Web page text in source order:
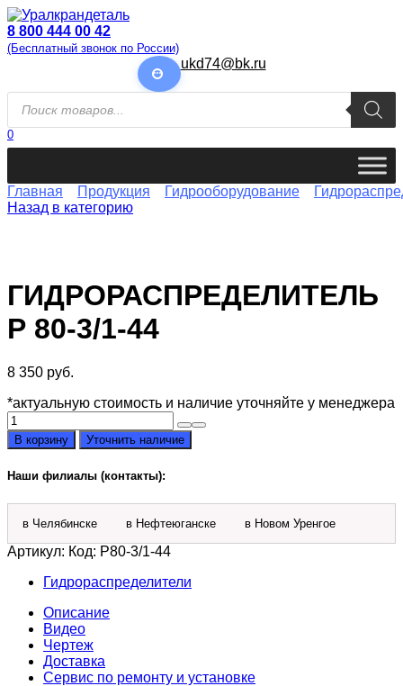
Перейти
к
содержанию
8 800 444 00 42
(Бесплатный звонок по России)
ukd74@bk.ru
Поиск
товаров
0
Главная Продукция Гидрооборудование
Назад в категорию
ГИДРОРАСПРЕДЕЛИТЕЛЬ
Р 80-3/1-44
8 350 руб.
*актуальную стоимость и наличие уточняйте у менеджера
Количество
товара
Гидрораспределитель
Р
80-
3/1-
В корзину Уточнить наличие
Наши филиалы (контакты):
в Челябинске в Нефтеюганске в Новом Уренгое
Артикул: Код: Р80-3/1-44
Гидрораспределители
Описание
Видео
Чертеж
Доставка
Сервис по ремонту и установке